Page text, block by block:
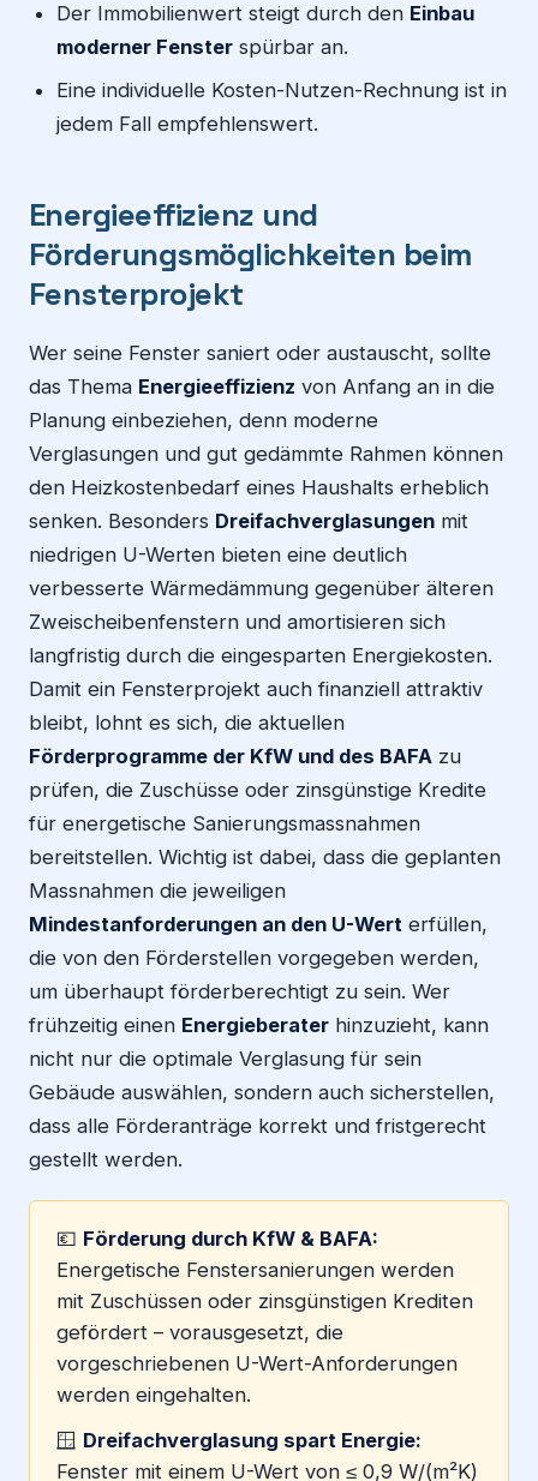
Der Immobilienwert steigt durch den Einbau
moderner Fenster spürbar an.
Eine individuelle Kosten-Nutzen-Rechnung ist in
jedem Fall empfehlenswert.
Energieeffizienz und
Förderungsmöglichkeiten beim
Fensterprojekt
Wer seine Fenster saniert oder austauscht, sollte
das Thema Energieeffizienz von Anfang an in die
Planung einbeziehen, denn moderne
Verglasungen und gut gedämmte Rahmen können
den Heizkostenbedarf eines Haushalts erheblich
senken. Besonders Dreifachverglasungen mit
niedrigen U-Werten bieten eine deutlich
verbesserte Wärmedämmung gegenüber älteren
Zweischeibenfenstern und amortisieren sich
langfristig durch die eingesparten Energiekosten.
Damit ein Fensterprojekt auch finanziell attraktiv
bleibt, lohnt es sich, die aktuellen
Förderprogramme der KfW und des BAFA zu
prüfen, die Zuschüsse oder zinsgünstige Kredite
für energetische Sanierungsmassnahmen
bereitstellen. Wichtig ist dabei, dass die geplanten
Massnahmen die jeweiligen
Mindestanforderungen an den U-Wert erfüllen,
die von den Förderstellen vorgegeben werden,
um überhaupt förderberechtigt zu sein. Wer
frühzeitig einen Energieberater hinzuzieht, kann
nicht nur die optimale Verglasung für sein
Gebäude auswählen, sondern auch sicherstellen,
dass alle Förderanträge korrekt und fristgerecht
gestellt werden.
💶 Förderung durch KfW & BAFA:
Energetische Fenstersanierungen werden
mit Zuschüssen oder zinsgünstigen Krediten
gefördert – vorausgesetzt, die
vorgeschriebenen U-Wert-Anforderungen
werden eingehalten.
🪟 Dreifachverglasung spart Energie:
Fenster mit einem U-Wert von ≤ 0,9 W/(m²K)